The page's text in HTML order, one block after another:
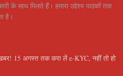
के साथ मिलते हैं। हमारा उद्देश्य पाठकों तक
है।
15 अगस्त तक करा लें e-KYC, नहीं तो हो